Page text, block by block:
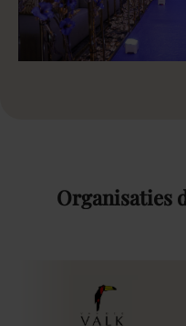
Organisaties